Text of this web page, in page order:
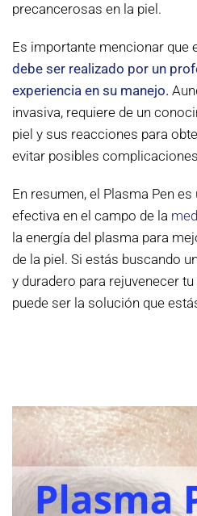
precancerosas en la piel.
Es importante mencionar que
debe ser realizado por un
experiencia en su manejo.
invasiva, requiere de un
piel y sus reacciones para
evitar posibles
En resumen, el Plasma Pen
efectiva en el campo de la
la energía del plasma para
de la piel. Si estás buscando
y duradero para rejuvenecer tu
puede ser la solución que